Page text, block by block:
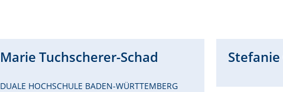
Marie Tuchscherer-Schad
DUALE HOCHSCHULE BADEN-WÜRTTEMBERG
Stefanie